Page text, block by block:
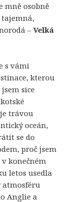
mně osobně
–Velká
s vámi
kterou
sice
trávou
oceán,
se do
proč jsem
konečném
letos usedla
atmosféru
Anglie a